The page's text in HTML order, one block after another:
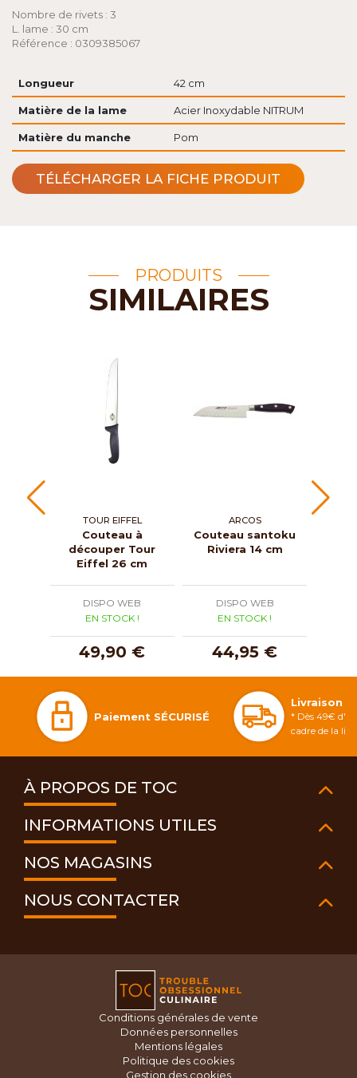
Nombre de rivets : 3
L. lame : 30 cm
Référence : 0309385067
Longueur 42 cm
Matière de la lame Acier Inoxydable NITRUM
Matière du manche Pom
TÉLÉCHARGER LA FICHE PRODUIT
PRODUITS
SIMILAIRES
TOUR EIFFEL
Couteau à
découper Tour
Eiffel 26 cm
DISPO WEB
EN STOCK !
49,90 €
ARCOS
Couteau santoku
Riviera 14 cm
DISPO WEB
EN STOCK !
44,95 €
Paiement SÉCURISÉ
Livraison
* Dès 49€
cadre de la
À PROPOS DE TOC
INFORMATIONS UTILES
NOS MAGASINS
NOUS CONTACTER
Conditions générales de vente
Données personnelles
Mentions légales
Politique des cookies
Gestion des cookies